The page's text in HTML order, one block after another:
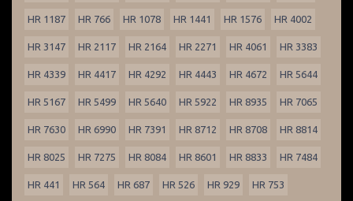
HR 1187 HR 766 HR 1078 HR 1441 HR 1576 HR 4002
HR 3147 HR 2117 HR 2164 HR 2271 HR 4061 HR 3383
HR 4339 HR 4417 HR 4292 HR 4443 HR 4672 HR 5644
HR 5167 HR 5499 HR 5640 HR 5922 HR 8935 HR 7065
HR 7630 HR 6990 HR 7391 HR 8712 HR 8708 HR 8814
HR 8025 HR 7275 HR 8084 HR 8601 HR 8833 HR 7484
HR 441 HR 564 HR 687 HR 526 HR 929 HR 753